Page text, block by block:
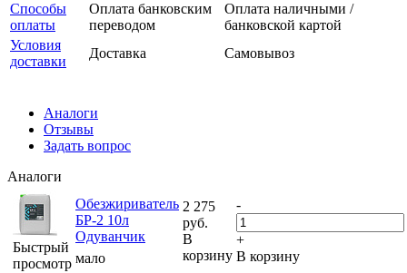
Способы
оплаты
Оплата банковским
переводом
Оплата наличными /
банковской картой
Условия
доставки
Доставка Самовывоз
Аналоги
Отзывы
Задать вопрос
Аналоги
Быстрый
просмотр
Обезжириватель
БР-2 10л
Одуванчик
мало
2 275
руб.
В
корзину
-
+
В корзину